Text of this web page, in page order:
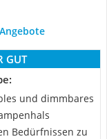
GUT
und dimmbares
Bedürfnissen zu